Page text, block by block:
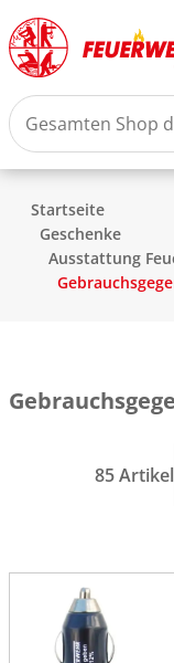
Startseite
Geschenke
Ausstattung
85 Artikel